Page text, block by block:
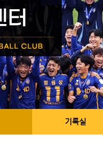
기록실